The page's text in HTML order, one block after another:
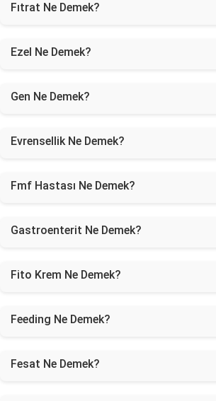
Fıtrat Ne Demek?
Ezel Ne Demek?
Gen Ne Demek?
Evrensellik Ne Demek?
Fmf Hastası Ne Demek?
Gastroenterit Ne Demek?
Fito Krem Ne Demek?
Feeding Ne Demek?
Fesat Ne Demek?